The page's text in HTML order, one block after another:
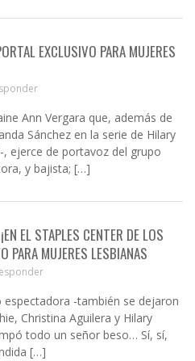
EXCLUSIVO PARA MUJERES
Ann Vergara que, además de
Sánchez en la serie de Hilary
, ejerce de portavoz del grupo
y bajista; […]
EL STAPLES CENTER DE LOS
PARA MUJERES LESBIANAS
-también se dejaron
Christina Aguilera y Hilary
todo un señor beso… Sí, sí,
[…]